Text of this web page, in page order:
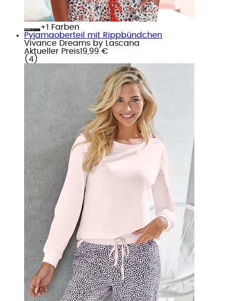
+
Farben
Pyjamaoberteil mit Rippbündchen
Vivance Dreams by Lascana
Aktueller Preis19,99 €
( 4 )